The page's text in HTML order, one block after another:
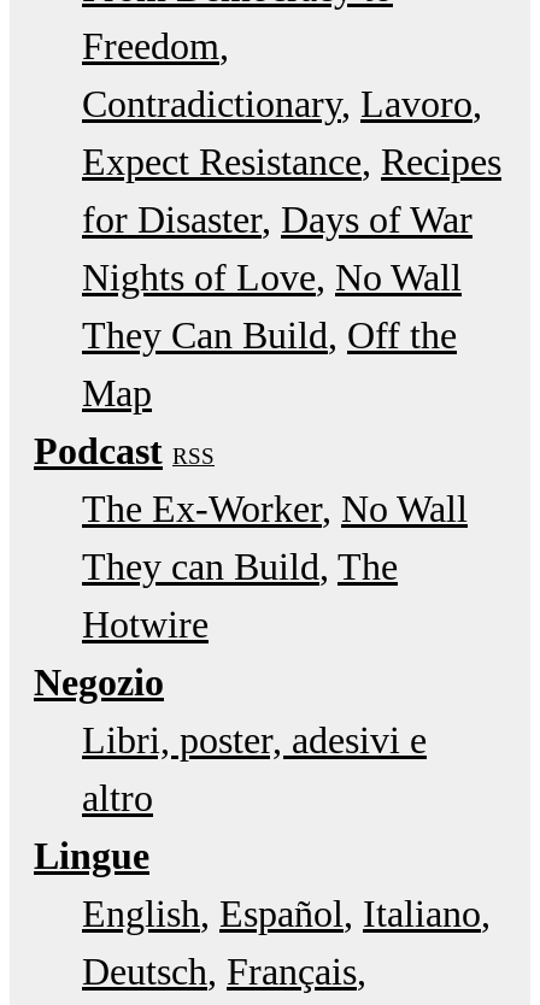
Freedom
Contradictionary Lavoro
Expect Resistance Recipes
for Disaster Days of War
Nights of Love No Wall
They Can Build Off the
Map
Podcast RSS
The Ex-Worker No Wall
They can Build The
Hotwire
Negozio
Libri, poster, adesivi e
altro
Lingue
English Español Italiano
Deutsch Français